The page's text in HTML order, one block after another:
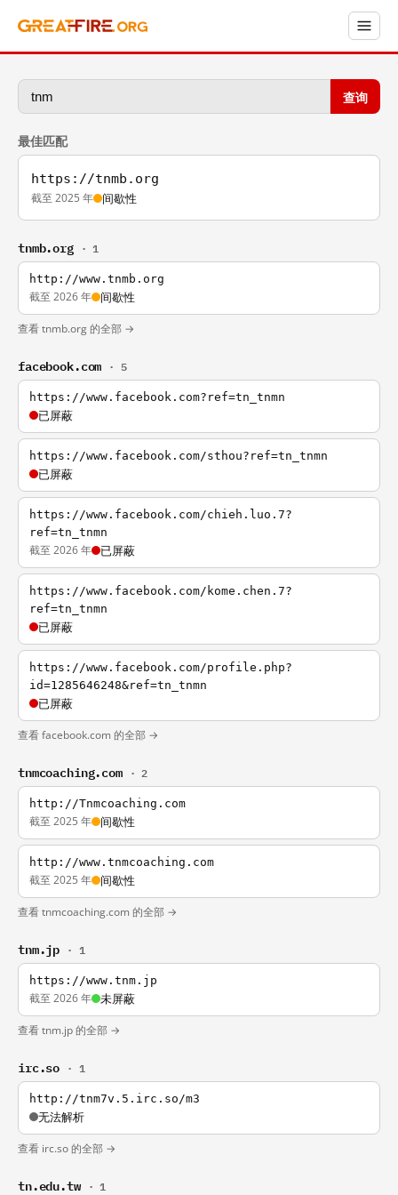
查询
最佳匹配
https://tnmb.org
截至 2025 年 间歇性
tnmb.org · 1
http://www.tnmb.org
截至 2026 年 间歇性
查看 tnmb.org 的全部 →
facebook.com · 5
https://www.facebook.com?ref=tn_tnmn
已屏蔽
https://www.facebook.com/sthou?ref=tn_tnmn
已屏蔽
https://www.facebook.com/chieh.luo.7?
ref=tn_tnmn
截至 2026 年 已屏蔽
https://www.facebook.com/kome.chen.7?
ref=tn_tnmn
已屏蔽
https://www.facebook.com/profile.php?
id=1285646248&ref=tn_tnmn
已屏蔽
查看 facebook.com 的全部 →
tnmcoaching.com · 2
http://Tnmcoaching.com
截至 2025 年 间歇性
http://www.tnmcoaching.com
截至 2025 年 间歇性
查看 tnmcoaching.com 的全部 →
tnm.jp · 1
https://www.tnm.jp
截至 2026 年 未屏蔽
查看 tnm.jp 的全部 →
irc.so · 1
http://tnm7v.5.irc.so/m3
无法解析
查看 irc.so 的全部 →
tn.edu.tw · 1